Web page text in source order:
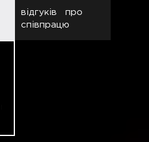
відгуків про
співпрацю